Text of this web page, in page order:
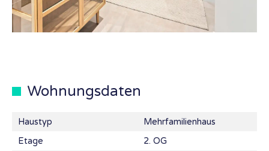
Wohnungsdaten
Haustyp
Mehrfamilienhaus
Etage
2. OG